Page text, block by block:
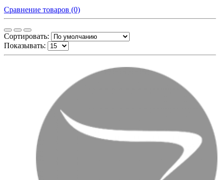
Сравнение товаров (0)
Сортировать:
Показывать: